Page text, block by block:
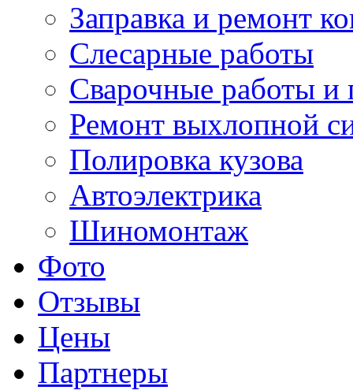
Заправка и ремонт
Слесарные работы
Сварочные работы и
Ремонт выхлопной
Полировка кузова
Автоэлектрика
Шиномонтаж
Фото
Отзывы
Цены
Партнеры